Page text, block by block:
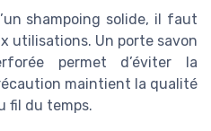
shampoing solide, il faut
utilisations. Un porte savon
permet d’éviter la
maintient la qualité
fil du temps.